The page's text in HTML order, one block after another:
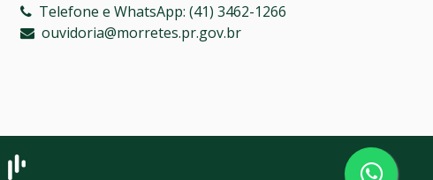
Telefone e WhatsApp: (41) 3462-1266
ouvidoria@morretes.pr.gov.br